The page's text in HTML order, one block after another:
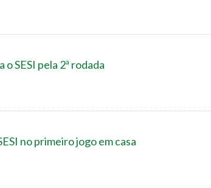
o SESI pela 2ª rodada
no primeiro jogo em casa